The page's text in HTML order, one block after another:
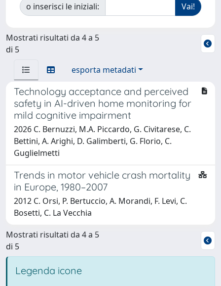
o inserisci le iniziali:
Mostrati risultati da 4 a 5
di 5
esporta metadati
Technology acceptance and perceived
safety in AI-driven home monitoring for
mild cognitive impairment
2026 C. Bernuzzi, M.A. Piccardo, G. Civitarese, C.
Bettini, A. Arighi, D. Galimberti, G. Florio, C.
Guglielmetti
Trends in motor vehicle crash mortality
in Europe, 1980–2007
2012 C. Orsi, P. Bertuccio, A. Morandi, F. Levi, C.
Bosetti, C. La Vecchia
Mostrati risultati da 4 a 5
di 5
Legenda icone